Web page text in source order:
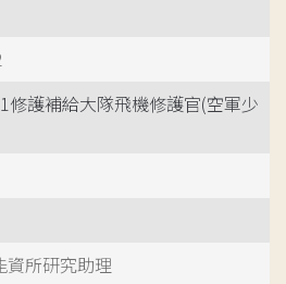
修護補給大隊飛機修護官(空軍少
資所研究助理